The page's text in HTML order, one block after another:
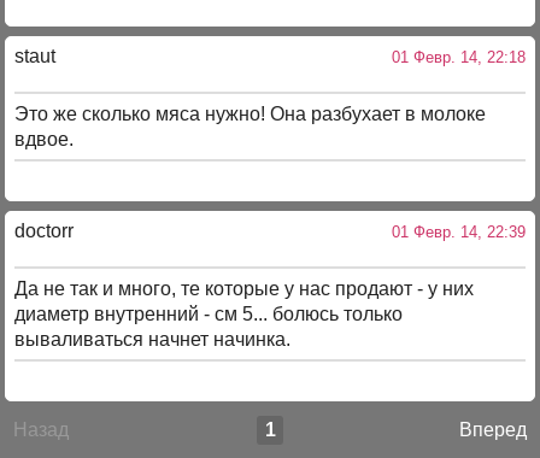
staut 01 Февр. 14, 22:18
Это же сколько мяса нужно! Она разбухает в молоке
вдвое.
doctorr 01 Февр. 14, 22:39
Да не так и много, те которые у нас продают - у них
диаметр внутренний - см 5... болюсь только
вываливаться начнет начинка.
Назад Вперед
1